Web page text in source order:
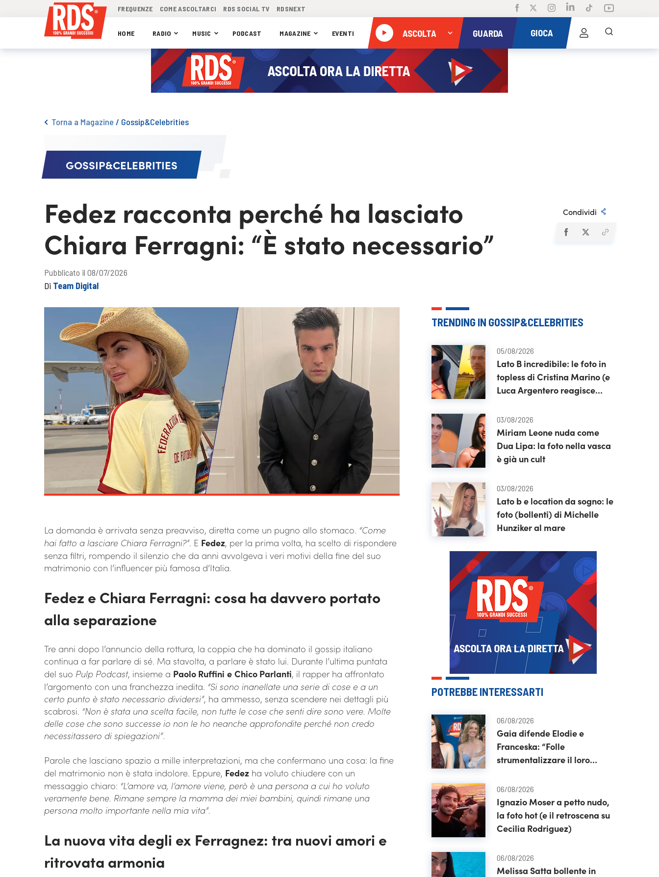
FREQUENZE COME ASCOLTARCI RDS SOCIAL TV RDSNEXT
HOME RADIO MUSIC PODCAST MAGAZINE EVENTI ASCOLTA GUARDA GIOCA
Torna a Magazine / Gossip&Celebrities
GOSSIP&CELEBRITIES
Fedez racconta perché ha lasciato
Chiara Ferragni: “È stato necessario”
Condividi
Pubblicato il 08/07/2026
Di Team Digital
La domanda è arrivata senza preavviso, diretta come un pugno allo stomaco. “Come
hai fatto a lasciare Chiara Ferragni?”. E Fedez, per la prima volta, ha scelto di rispondere
senza filtri, rompendo il silenzio che da anni avvolgeva i veri motivi della fine del suo
matrimonio con l’influencer più famosa d’Italia.
Fedez e Chiara Ferragni: cosa ha davvero portato
alla separazione
Tre anni dopo l’annuncio della rottura, la coppia che ha dominato il gossip italiano
continua a far parlare di sé. Ma stavolta, a parlare è stato lui. Durante l’ultima puntata
del suo Pulp Podcast, insieme a Paolo Ruffini e Chico Parlanti, il rapper ha affrontato
l’argomento con una franchezza inedita. “Si sono inanellate una serie di cose e a un
certo punto è stato necessario dividersi”, ha ammesso, senza scendere nei dettagli più
scabrosi. “Non è stata una scelta facile, non tutte le cose che senti dire sono vere. Molte
delle cose che sono successe io non le ho neanche approfondite perché non credo
necessitassero di spiegazioni”.
Parole che lasciano spazio a mille interpretazioni, ma che confermano una cosa: la fine
del matrimonio non è stata indolore. Eppure, Fedez ha voluto chiudere con un
messaggio chiaro: “L’amore va, l’amore viene, però è una persona a cui ho voluto
veramente bene. Rimane sempre la mamma dei miei bambini, quindi rimane una
persona molto importante nella mia vita”.
La nuova vita degli ex Ferragnez: tra nuovi amori e
ritrovata armonia
TRENDING IN GOSSIP&CELEBRITIES
05/08/2026
Lato B incredibile: le foto in
topless di Cristina Marino (e
Luca Argentero reagisce
03/08/2026
Miriam Leone nuda come
Dua Lipa: la foto nella vasca
è già un cult
03/08/2026
Lato b e location da sogno: le
foto (bollenti) di Michelle
Hunziker al mare
POTREBBE INTERESSARTI
06/08/2026
Gaia difende Elodie e
Franceska: “Folle
strumentalizzare il loro
06/08/2026
Ignazio Moser a petto nudo,
la foto hot (e il retroscena su
Cecilia Rodriguez)
06/08/2026
Melissa Satta bollente in